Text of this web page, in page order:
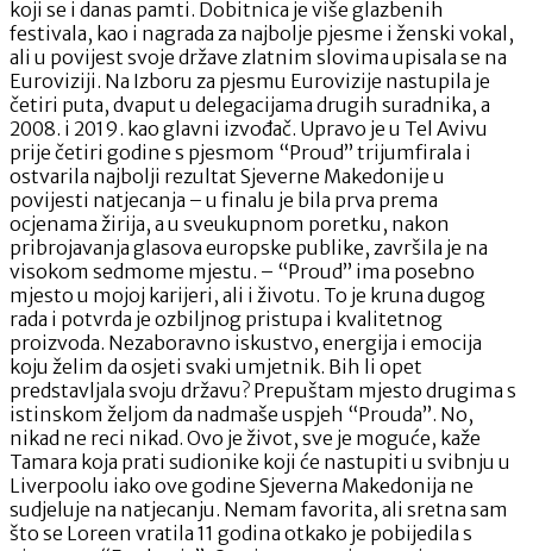
koji se i danas pamti. Dobitnica je više glazbenih
festivala, kao i nagrada za najbolje pjesme i ženski vokal,
ali u povijest svoje države zlatnim slovima upisala se na
Euroviziji. Na Izboru za pjesmu Eurovizije nastupila je
četiri puta, dvaput u delegacijama drugih suradnika, a
2008. i 2019. kao glavni izvođač. Upravo je u Tel Avivu
prije četiri godine s pjesmom “Proud” trijumfirala i
ostvarila najbolji rezultat Sjeverne Makedonije u
povijesti natjecanja – u finalu je bila prva prema
ocjenama žirija, a u sveukupnom poretku, nakon
pribrojavanja glasova europske publike, završila je na
visokom sedmome mjestu. – “Proud” ima posebno
mjesto u mojoj karijeri, ali i životu. To je kruna dugog
rada i potvrda je ozbiljnog pristupa i kvalitetnog
proizvoda. Nezaboravno iskustvo, energija i emocija
koju želim da osjeti svaki umjetnik. Bih li opet
predstavljala svoju državu? Prepuštam mjesto drugima s
istinskom željom da nadmaše uspjeh “Prouda”. No,
nikad ne reci nikad. Ovo je život, sve je moguće, kaže
Tamara koja prati sudionike koji će nastupiti u svibnju u
Liverpoolu iako ove godine Sjeverna Makedonija ne
sudjeluje na natjecanju. Nemam favorita, ali sretna sam
što se Loreen vratila 11 godina otkako je pobijedila s